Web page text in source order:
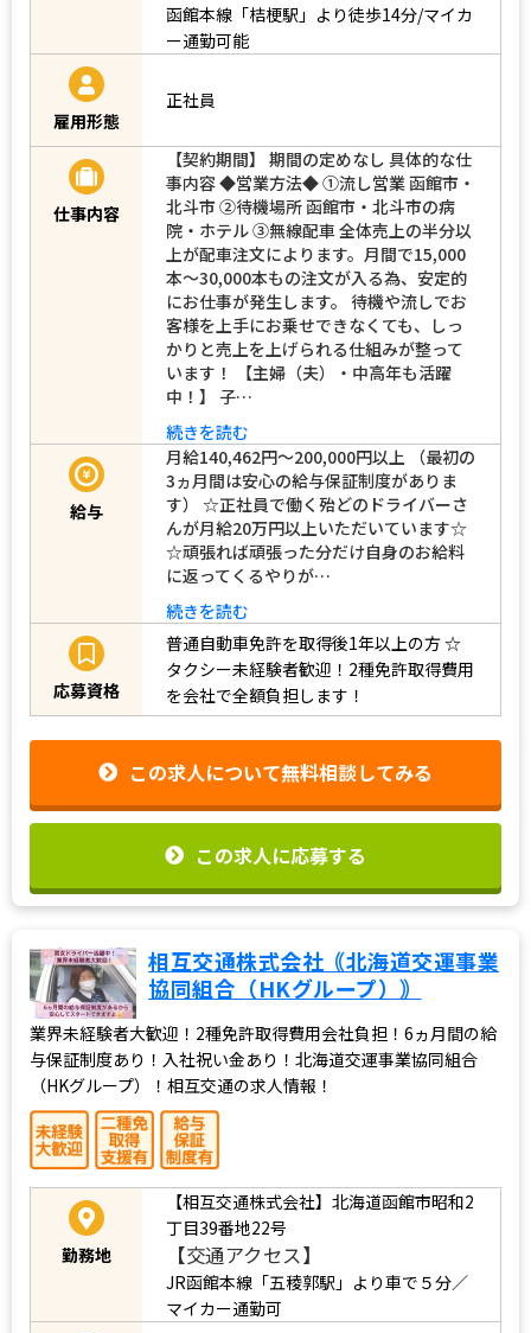
函館本線「桔梗駅」より徒歩14分/マイカ
ー通勤可能
雇用形態
正社員
仕事内容
【契約期間】 期間の定めなし 具体的な仕
事内容 ◆営業方法◆ ①流し営業 函館市・
北斗市 ②待機場所 函館市・北斗市の病
院・ホテル ③無線配車 全体売上の半分以
上が配車注文によります。月間で15,000
本～30,000本もの注文が入る為、安定的
にお仕事が発生します。 待機や流しでお
客様を上手にお乗せできなくても、しっ
かりと売上を上げられる仕組みが整って
います！ 【主婦（夫）・中高年も活躍
中！】 子…
続きを読む
給与
月給140,462円～200,000円以上 （最初の
3ヵ月間は安心の給与保証制度がありま
す） ☆正社員で働く殆どのドライバーさ
んが月給20万円以上いただいています☆
☆頑張れば頑張った分だけ自身のお給料
に返ってくるやりが…
続きを読む
応募資格
普通自動車免許を取得後1年以上の方☆
タクシー未経験者歓迎！2種免許取得費用
を会社で全額負担します！
この求人について無料相談してみる
この求人に応募する
相互交通株式会社｟北海道交運事業
協同組合（HKグループ）｠
業界未経験者大歓迎！2種免許取得費用会社負担！6ヵ月間の給
与保証制度あり！入社祝い金あり！北海道交運事業協同組合
（HKグループ）！相互交通の求人情報！
勤務地
【相互交通株式会社】北海道函館市昭和2
丁目39番地22号
【交通アクセス】
JR函館本線「五稜郭駅」より車で５分／
マイカー通勤可